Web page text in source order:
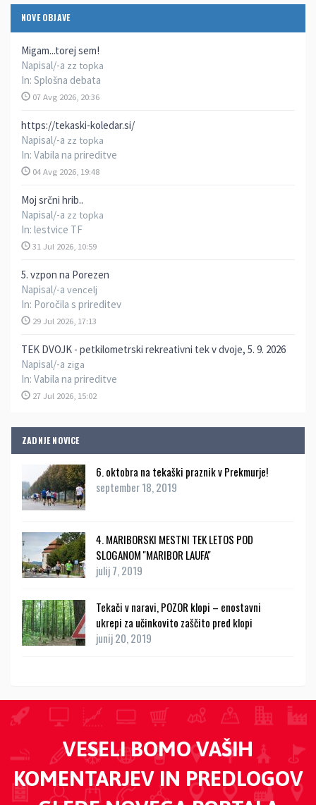
NOVE OBJAVE
Migam...torej sem!
Napisal/-a zz topka
In: Splošna debata
07 Avg 2026, 20:36
https://tekaski-koledar.si/
Napisal/-a zz topka
In: Vabila na prireditve
04 Avg 2026, 19:48
Moj srčni hrib..
Napisal/-a zz topka
In: lestvice TF
31 Jul 2026, 10:59
5. vzpon na Porezen
Napisal/-a vencelj
In: Poročila s prireditev
29 Jul 2026, 17:13
TEK DVOJK - petkilometrski rekreativni tek v dvoje, 5. 9. 2026
Napisal/-a ziga
In: Vabila na prireditve
27 Jul 2026, 15:02
ZADNJE NOVICE
6. oktobra na tekaški praznik v Prekmurje!
september 18, 2019
4. MARIBORSKI MESTNI TEK LETOS POD
SLOGANOM ''MARIBOR LAUFA''
julij 7, 2019
Tekači v naravi, POZOR klopi – enostavni
ukrepi za učinkovito zaščito pred klopi
junij 20, 2019
VESELI BOMO VAŠIH
KOMENTARJEV IN PREDLOGOV